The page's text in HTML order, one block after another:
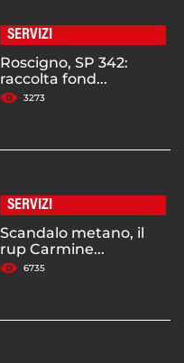
SERVIZI
Roscigno, SP 342:
raccolta fond...
3273
SERVIZI
Scandalo metano, il
rup Carmine...
6735